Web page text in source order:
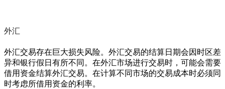
外汇
外汇交易存在巨大损失风险。外汇交易的结算日期会因时区差
异和银行假日有所不同。在外汇市场进行交易时，可能会需要
借用资金结算外汇交易。在计算不同市场的交易成本时必须同
时考虑所借用资金的利率。